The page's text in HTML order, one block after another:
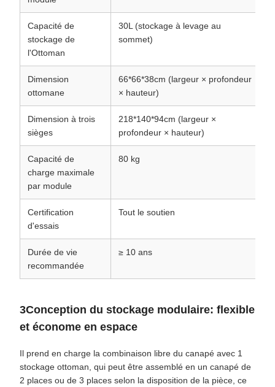
Capacité de
stockage de
l'Ottoman
30L (stockage à levage au
sommet)
Dimension
ottomane
66*66*38cm (largeur × profondeur
× hauteur)
Dimension à trois
sièges
218*140*94cm (largeur ×
profondeur × hauteur)
Capacité de
charge maximale
par module
80 kg
Certification
d'essais
Tout le soutien
Durée de vie
recommandée
≥ 10 ans
3Conception du stockage modulaire: flexible
et économe en espace
Il prend en charge la combinaison libre du canapé avec 1
stockage ottoman, qui peut être assemblé en un canapé de
2 places ou de 3 places selon la disposition de la pièce, ce